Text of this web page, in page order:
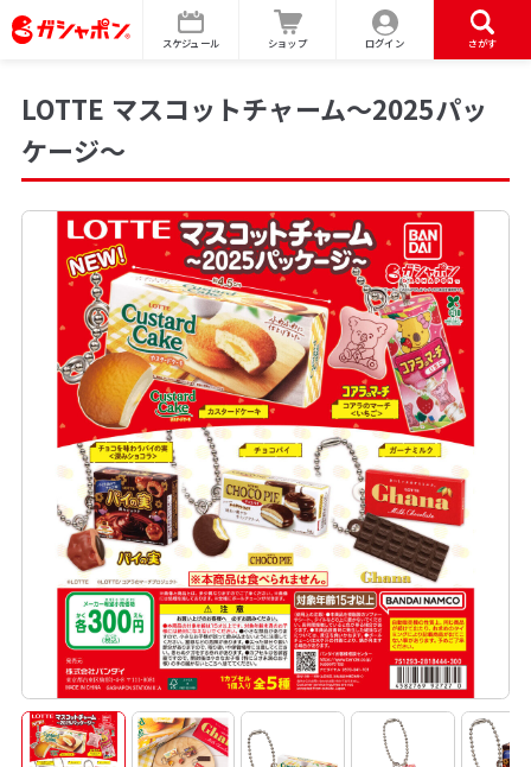
スケジュール ショップ ログイン さがす
LOTTE マスコットチャーム～2025パッ
ケージ～